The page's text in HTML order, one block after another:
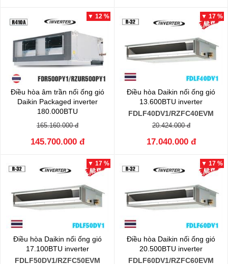
▼ 12 %
Điều hòa âm trần nối ống gió
Daikin Packaged inverter
180.000BTU
FDR500QY1/RZUR500QY1
165.160.000 đ
145.700.000 đ
▼ 17 %
Điều hòa Daikin nối ống gió
13.600BTU inverter
FDLF40DV1/RZFC40EVM
20.424.000 đ
17.040.000 đ
▼ 17 %
Điều hòa Daikin nối ống gió
17.100BTU inverter
FDLF50DV1/RZFC50EVM
▼ 17 %
Điều hòa Daikin nối ống gió
20.500BTU inverter
FDLF60DV1/RZFC60EVM